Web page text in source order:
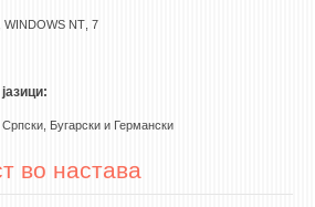
WINDOWS NT , 7
, Српски, Бугарски и Германски
во настава